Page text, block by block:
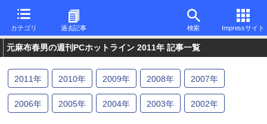
カテゴリ 過去記事 検索 Impressサイト
元麻布春男の週刊PCホットライン 2011年 記事一覧
2011年 2010年 2009年 2008年 2007年
2006年 2005年 2004年 2003年 2002年